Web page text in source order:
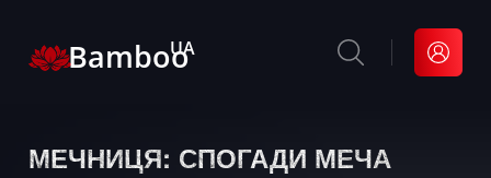
Bamboo
UA
МЕЧНИЦЯ: СПОГАДИ МЕЧА